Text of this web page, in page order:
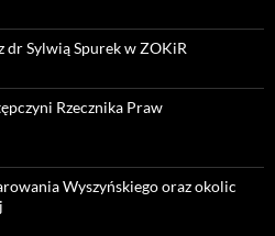
dr Sylwią Spurek w ZOKiR
Rzecznika Praw
Wyszyńskiego oraz okolic